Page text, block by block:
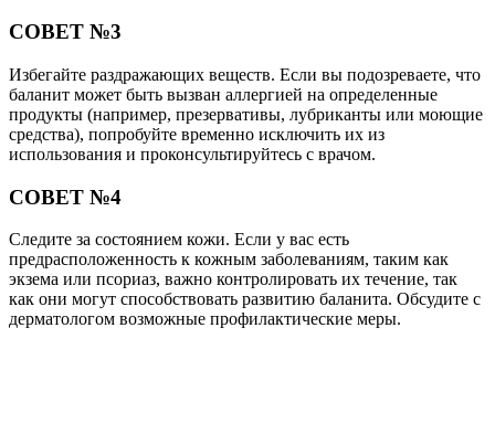
СОВЕТ №3
Избегайте раздражающих веществ. Если вы подозреваете, что
баланит может быть вызван аллергией на определенные
продукты (например, презервативы, лубриканты или моющие
средства), попробуйте временно исключить их из
использования и проконсультируйтесь с врачом.
СОВЕТ №4
Следите за состоянием кожи. Если у вас есть
предрасположенность к кожным заболеваниям, таким как
экзема или псориаз, важно контролировать их течение, так
как они могут способствовать развитию баланита. Обсудите с
дерматологом возможные профилактические меры.